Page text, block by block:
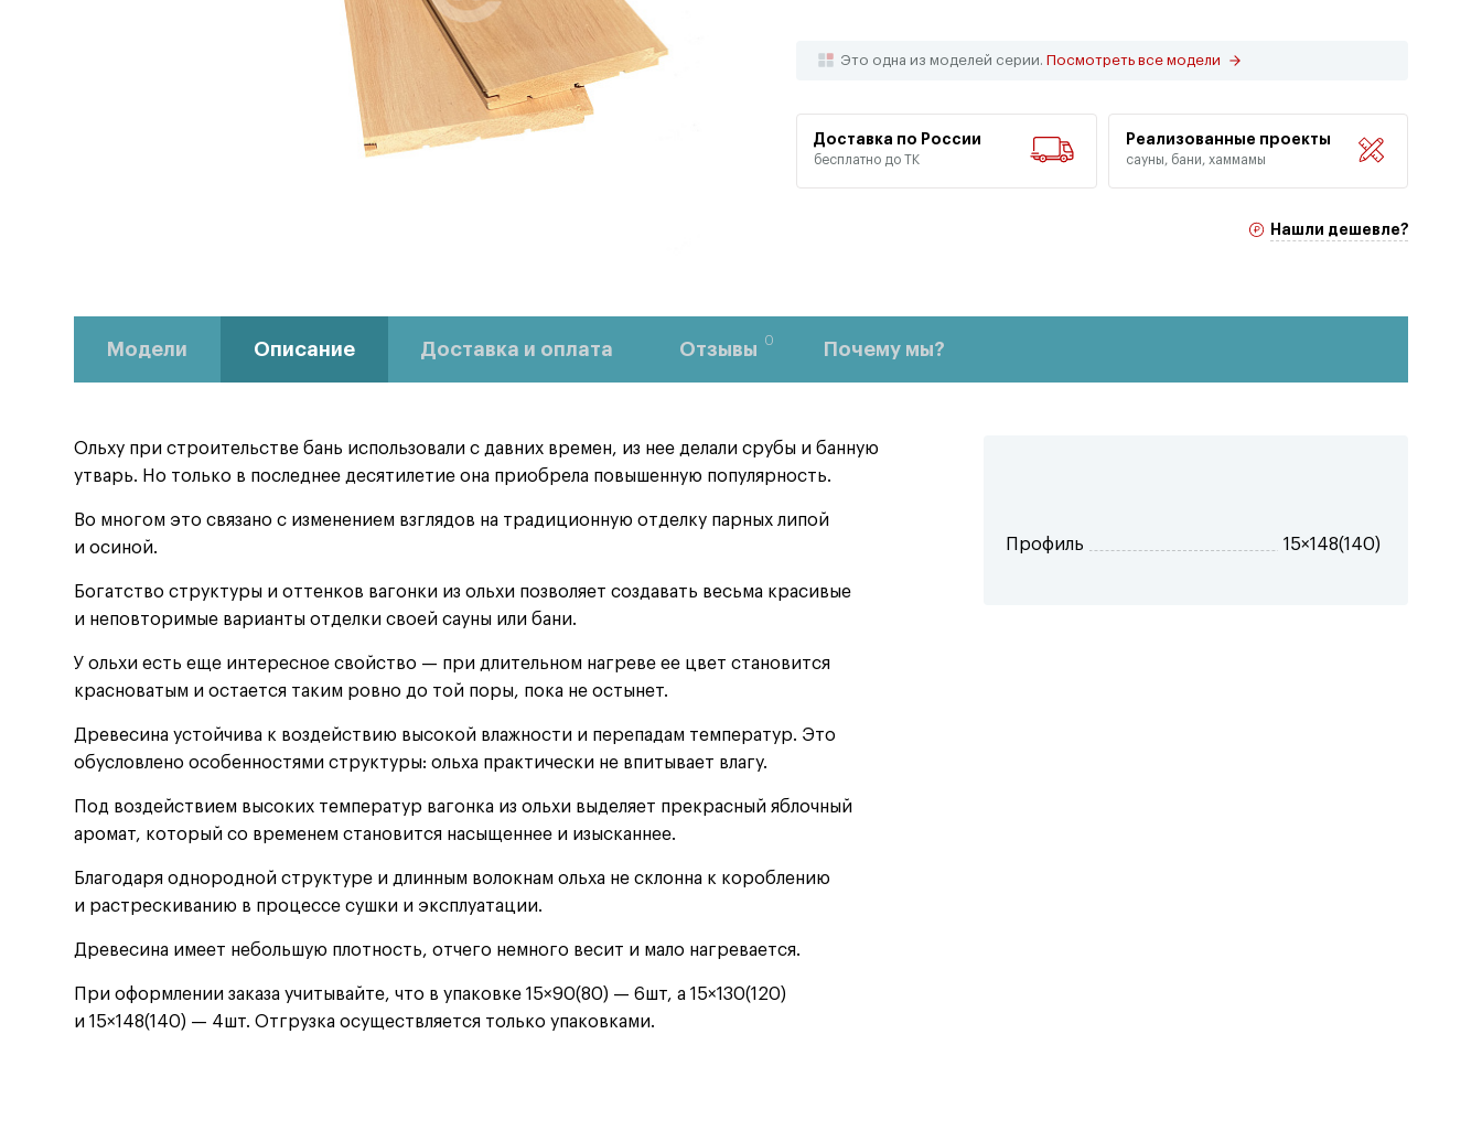
Это одна из моделей серии. Посмотреть все модели
Доставка по России
бесплатно до ТК
Реализованные проекты
сауны, бани, хаммамы
Нашли дешевле?
Модели Описание Доставка и оплата Отзывы 0 Почему мы?
Ольху при строительстве бань использовали с давних времен, из нее делали срубы и банную
утварь. Но только в последнее десятилетие она приобрела повышенную популярность.
Во многом это связано с изменением взглядов на традиционную отделку парных липой
и осиной.
Богатство структуры и оттенков вагонки из ольхи позволяет создавать весьма красивые
и неповторимые варианты отделки своей сауны или бани.
У ольхи есть еще интересное свойство — при длительном нагреве ее цвет становится
красноватым и остается таким ровно до той поры, пока не остынет.
Древесина устойчива к воздействию высокой влажности и перепадам температур. Это
обусловлено особенностями структуры: ольха практически не впитывает влагу.
Под воздействием высоких температур вагонка из ольхи выделяет прекрасный яблочный
аромат, который со временем становится насыщеннее и изысканнее.
Благодаря однородной структуре и длинным волокнам ольха не склонна к короблению
и растрескиванию в процессе сушки и эксплуатации.
Древесина имеет небольшую плотность, отчего немного весит и мало нагревается.
При оформлении заказа учитывайте, что в упаковке 15×90(80) — 6шт, а 15×130(120)
и 15×148(140) — 4шт. Отгрузка осуществляется только упаковками.
Профиль 15×148(140)